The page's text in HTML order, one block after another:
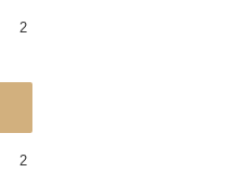
2
2